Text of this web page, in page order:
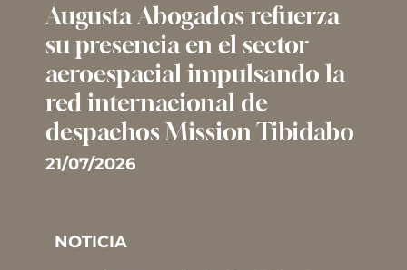
Augusta Abogados refuerza
su presencia en el sector
aeroespacial impulsando la
red internacional de
despachos Mission Tibidabo
21/07/2026
NOTICIA